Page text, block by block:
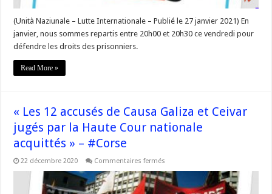
(Unità Naziunale – Lutte Internationale – Publié le 27 janvier 2021) En
janvier, nous sommes repartis entre 20h00 et 20h30 ce vendredi pour
défendre les droits des prisonniers.
Read More »
« Les 12 accusés de Causa Galiza et Ceivar
jugés par la Haute Cour nationale
acquittés » – #Corse
22 décembre 2020 Commentaires fermés
12
accusés
de